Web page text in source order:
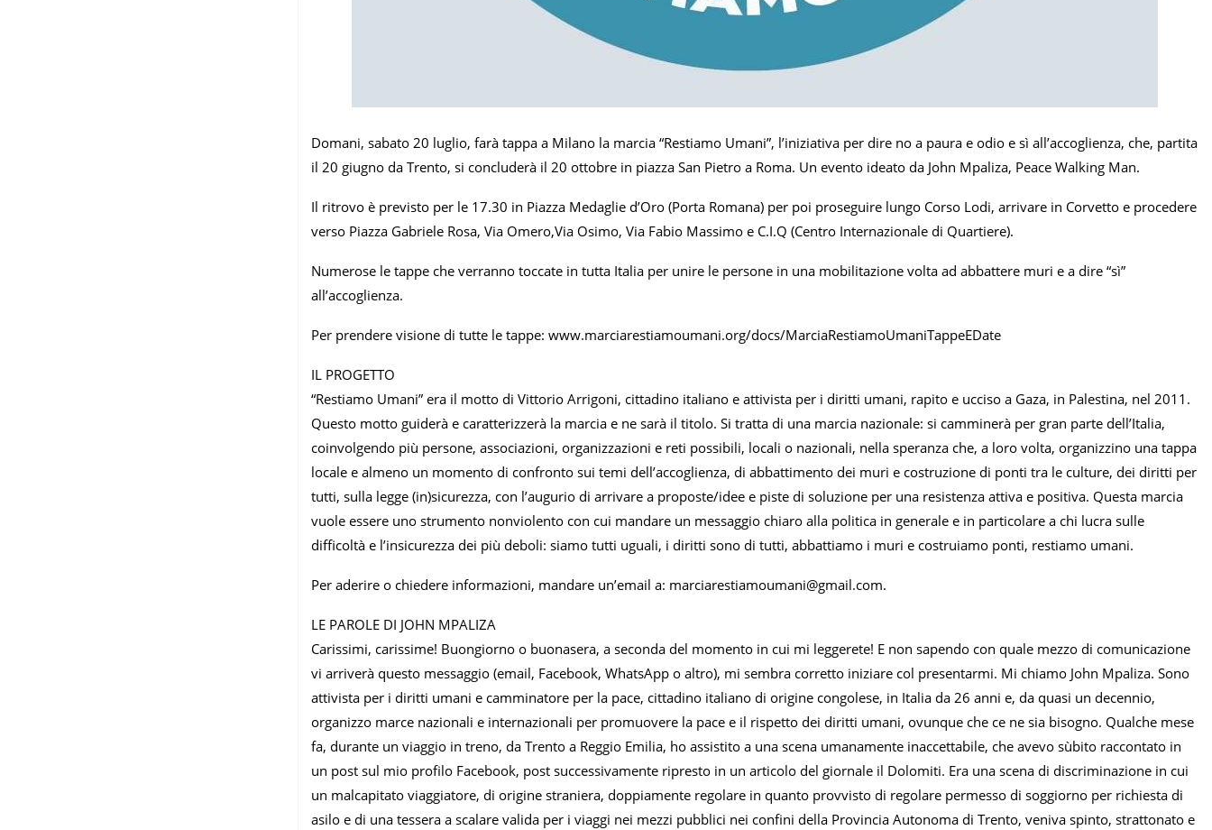
Domani, sabato 20 luglio, farà tappa a Milano la marcia “Restiamo Umani”, l’iniziativa per dire no a paura e odio e sì all’accoglienza, che, partita
il 20 giugno da Trento, si concluderà il 20 ottobre in piazza San Pietro a Roma. Un evento ideato da John Mpaliza, Peace Walking Man.
Il ritrovo è previsto per le 17.30 in Piazza Medaglie d’Oro (Porta Romana) per poi proseguire lungo Corso Lodi, arrivare in Corvetto e procedere
verso Piazza Gabriele Rosa, Via Omero,Via Osimo, Via Fabio Massimo e C.I.Q (Centro Internazionale di Quartiere).
Numerose le tappe che verranno toccate in tutta Italia per unire le persone in una mobilitazione volta ad abbattere muri e a dire “sì”
all’accoglienza.
Per prendere visione di tutte le tappe: www.marciarestiamoumani.org/docs/MarciaRestiamoUmaniTappeEDate
IL PROGETTO
“Restiamo Umani” era il motto di Vittorio Arrigoni, cittadino italiano e attivista per i diritti umani, rapito e ucciso a Gaza, in Palestina, nel 2011.
Questo motto guiderà e caratterizzerà la marcia e ne sarà il titolo. Si tratta di una marcia nazionale: si camminerà per gran parte dell’Italia,
coinvolgendo più persone, associazioni, organizzazioni e reti possibili, locali o nazionali, nella speranza che, a loro volta, organizzino una tappa
locale e almeno un momento di confronto sui temi dell’accoglienza, di abbattimento dei muri e costruzione di ponti tra le culture, dei diritti per
tutti, sulla legge (in)sicurezza, con l’augurio di arrivare a proposte/idee e piste di soluzione per una resistenza attiva e positiva. Questa marcia
vuole essere uno strumento nonviolento con cui mandare un messaggio chiaro alla politica in generale e in particolare a chi lucra sulle
difficoltà e l’insicurezza dei più deboli: siamo tutti uguali, i diritti sono di tutti, abbattiamo i muri e costruiamo ponti, restiamo umani.
Per aderire o chiedere informazioni, mandare un’email a: marciarestiamoumani@gmail.com.
LE PAROLE DI JOHN MPALIZA
Carissimi, carissime! Buongiorno o buonasera, a seconda del momento in cui mi leggerete! E non sapendo con quale mezzo di comunicazione
vi arriverà questo messaggio (email, Facebook, WhatsApp o altro), mi sembra corretto iniziare col presentarmi. Mi chiamo John Mpaliza. Sono
attivista per i diritti umani e camminatore per la pace, cittadino italiano di origine congolese, in Italia da 26 anni e, da quasi un decennio,
organizzo marce nazionali e internazionali per promuovere la pace e il rispetto dei diritti umani, ovunque che ce ne sia bisogno. Qualche mese
fa, durante un viaggio in treno, da Trento a Reggio Emilia, ho assistito a una scena umanamente inaccettabile, che avevo sùbito raccontato in
un post sul mio profilo Facebook, post successivamente ripresto in un articolo del giornale il Dolomiti. Era una scena di discriminazione in cui
un malcapitato viaggiatore, di origine straniera, doppiamente regolare in quanto provvisto di regolare permesso di soggiorno per richiesta di
asilo e di una tessera a scalare valida per i viaggi nei mezzi pubblici nei confini della Provincia Autonoma di Trento, veniva spinto, strattonato e